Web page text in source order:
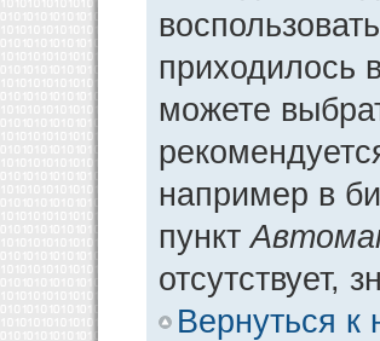
приходилось
можете
например в
пункт
отсутствует,
Вернуться к